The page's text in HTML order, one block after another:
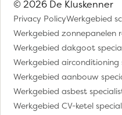
© 2026 De Kluskenner
Privacy PolicyWerkgebied
Werkgebied zonnepanelen
Werkgebied dakgoot
Werkgebied airconditioning
Werkgebied aanbouw
Werkgebied asbest
Werkgebied CV-ketel